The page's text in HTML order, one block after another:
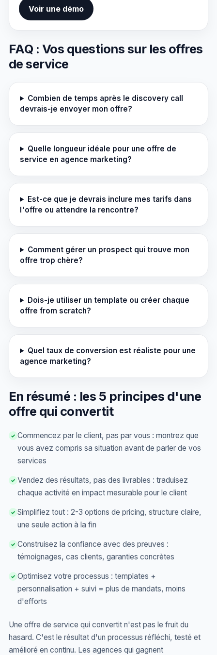
Voir une démo
FAQ : Vos questions sur les offres
de service
Combien de temps après le discovery call
devrais-je envoyer mon offre?
Quelle longueur idéale pour une offre de
service en agence marketing?
Est-ce que je devrais inclure mes tarifs dans
l'offre ou attendre la rencontre?
Comment gérer un prospect qui trouve mon
offre trop chère?
Dois-je utiliser un template ou créer chaque
offre from scratch?
Quel taux de conversion est réaliste pour une
agence marketing?
En résumé : les 5 principes d'une
offre qui convertit
✓ Commencez par le client, pas par vous : montrez que
vous avez compris sa situation avant de parler de vos
services
✓ Vendez des résultats, pas des livrables : traduisez
chaque activité en impact mesurable pour le client
✓ Simplifiez tout : 2-3 options de pricing, structure claire,
une seule action à la fin
✓ Construisez la confiance avec des preuves :
témoignages, cas clients, garanties concrètes
✓ Optimisez votre processus : templates +
personnalisation + suivi = plus de mandats, moins
d'efforts
Une offre de service qui convertit n'est pas le fruit du
hasard. C'est le résultat d'un processus réfléchi, testé et
amélioré en continu. Les agences qui gagnent